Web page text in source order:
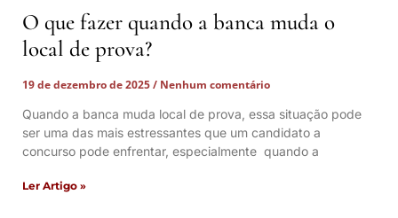
O que fazer quando a banca muda o
local de prova?
19 de dezembro de 2025
Nenhum comentário
Quando a banca muda local de prova, essa situação pode
ser uma das mais estressantes que um candidato a
concurso pode enfrentar, especialmente quando a
Ler Artigo »